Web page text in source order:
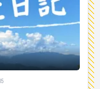
冬です。」夏の高尾山に登